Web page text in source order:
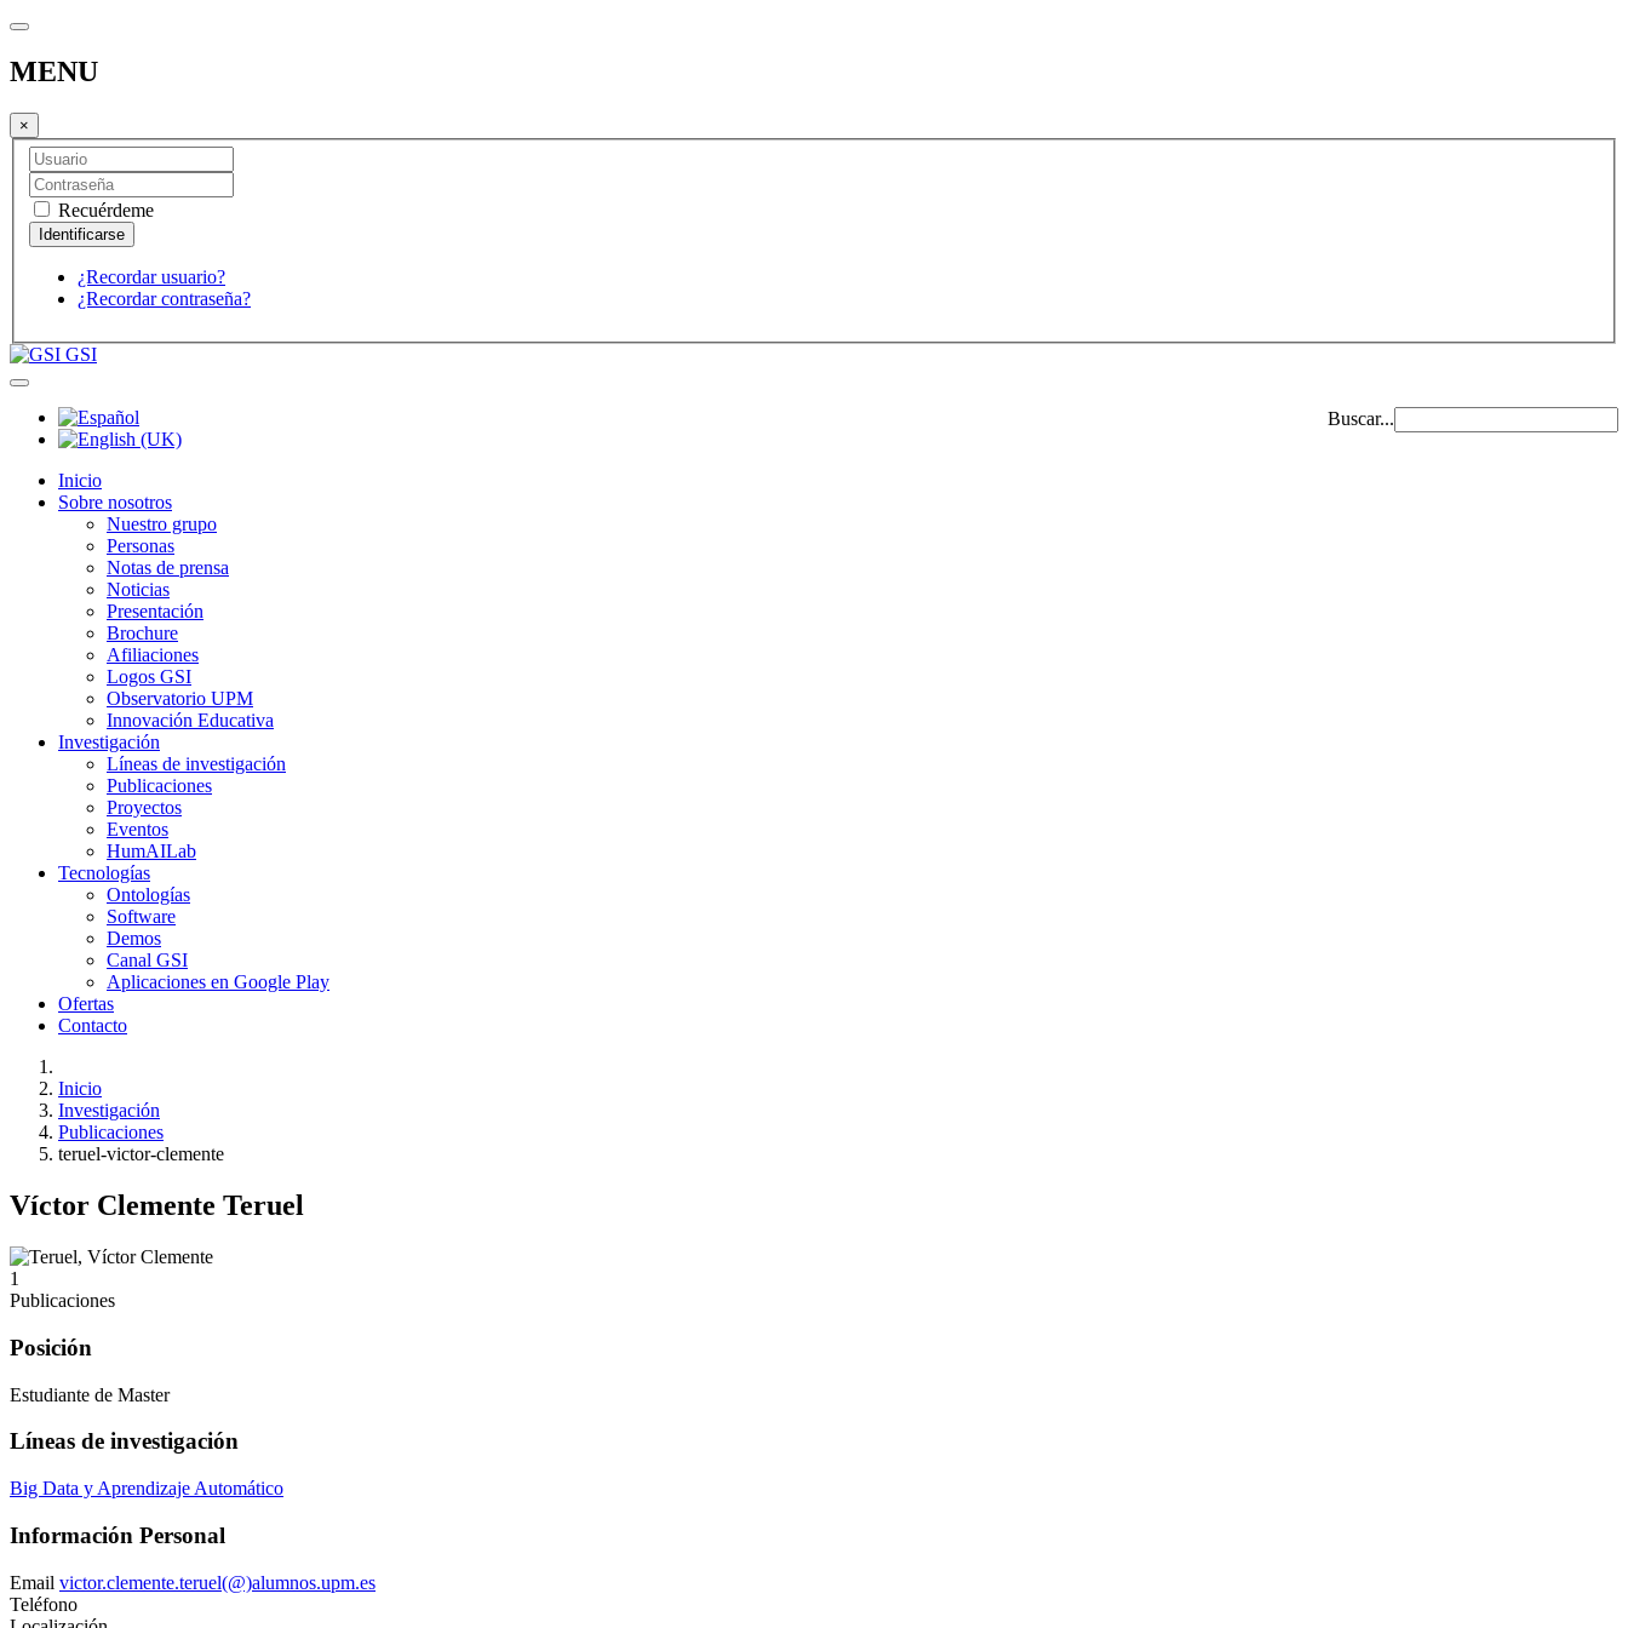
MENU
×
Recuérdeme
¿Recordar usuario?
¿Recordar contraseña?
GSI
Buscar...
Inicio
Sobre nosotros
Nuestro grupo
Personas
Notas de prensa
Noticias
Presentación
Brochure
Afiliaciones
Logos GSI
Observatorio UPM
Innovación Educativa
Investigación
Líneas de investigación
Publicaciones
Proyectos
Eventos
HumAILab
Tecnologías
Ontologías
Software
Demos
Canal GSI
Aplicaciones en Google Play
Ofertas
Contacto
Inicio
Investigación
Publicaciones
teruel-victor-clemente
Víctor Clemente Teruel
1
Publicaciones
Posición
Estudiante de Master
Líneas de investigación
Big Data y Aprendizaje Automático
Información Personal
Email victor.clemente.teruel(@)alumnos.upm.es
Teléfono